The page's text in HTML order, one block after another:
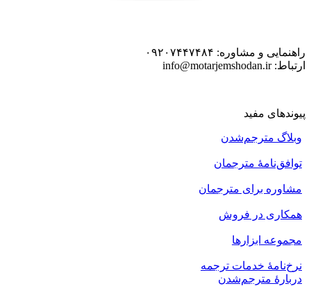
راهنمایی و مشاوره: ۰۹۲۰۷۴۴۷۴۸۴
ارتباط: info@motarjemshodan.ir
پیوندهای مفید
وبلاگ مترجم‌شدن
توافق‌نامهٔ مترجمان
مشاوره برای مترجمان
همکاری در فروش
مجموعه ابزارها
نرخ‌نامهٔ خدمات ترجمه
دربارهٔ مترجم‌شدن